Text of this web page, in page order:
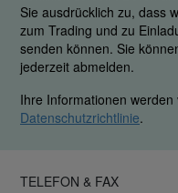
Sie ausdrücklich zu, dass
zum Trading und zu
senden können. Sie
jederzeit abmelden.
Ihre Informationen
Datenschutzrichtlinie.
TELEFON & FAX